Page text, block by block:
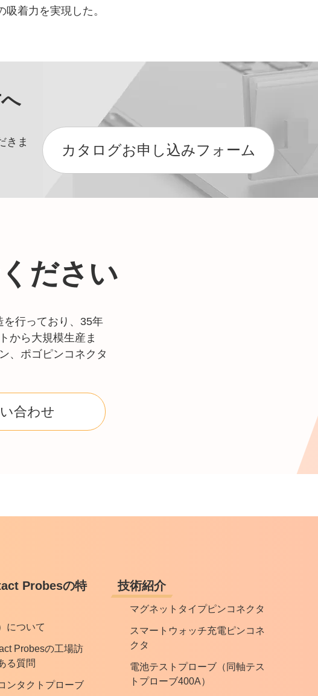
着力を実現した。
きま
カタログお申し込みフォーム
ださい
行っており、35年
から大規模生産ま
、ポゴピンコネクタ
合わせ
Probesの特
について
Probesの工場訪
る質問
ンタクトプローブ
技術紹介
マグネットタイプピンコネクタ
スマートウォッチ充電ピンコネ
クタ
電池テストプローブ（同軸テス
トプローブ400A）